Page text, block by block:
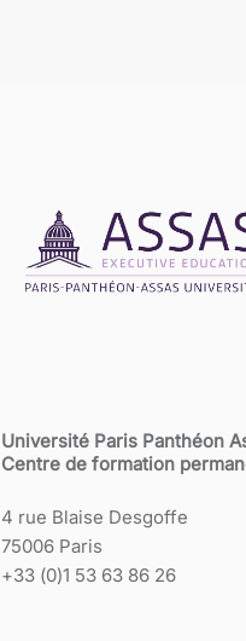
Université Paris Panthéon
Centre de formation
4 rue Blaise Desgoffe
75006 Paris
+33 (0)1 53 63 86 26